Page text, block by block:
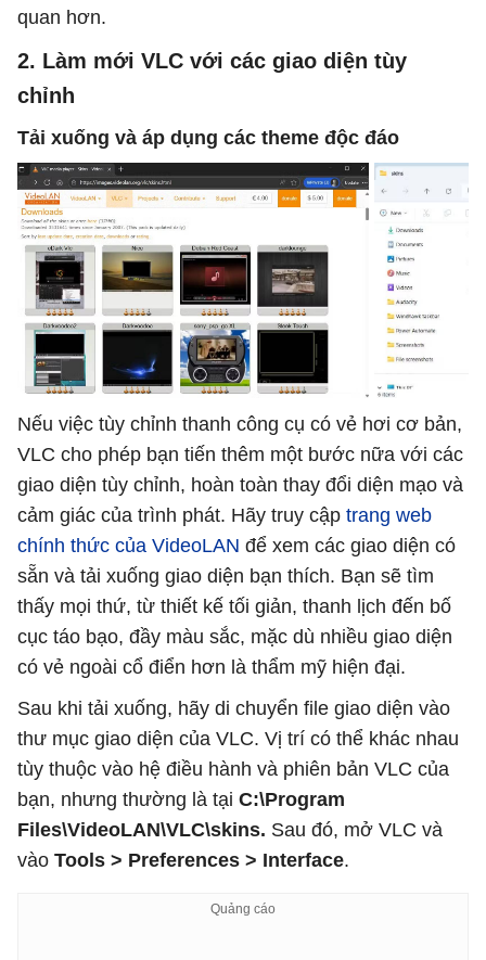
quan hơn.
2. Làm mới VLC với các giao diện tùy
chỉnh
Tải xuống và áp dụng các theme độc đáo
Nếu việc tùy chỉnh thanh công cụ có vẻ hơi cơ bản,
VLC cho phép bạn tiến thêm một bước nữa với các
giao diện tùy chỉnh, hoàn toàn thay đổi diện mạo và
cảm giác của trình phát. Hãy truy cập trang web
chính thức của VideoLAN để xem các giao diện có
sẵn và tải xuống giao diện bạn thích. Bạn sẽ tìm
thấy mọi thứ, từ thiết kế tối giản, thanh lịch đến bố
cục táo bạo, đầy màu sắc, mặc dù nhiều giao diện
có vẻ ngoài cổ điển hơn là thẩm mỹ hiện đại.
Sau khi tải xuống, hãy di chuyển file giao diện vào
thư mục giao diện của VLC. Vị trí có thể khác nhau
tùy thuộc vào hệ điều hành và phiên bản VLC của
bạn, nhưng thường là tại C:\Program
Files\VideoLAN\VLC\skins. Sau đó, mở VLC và
vào Tools > Preferences > Interface.